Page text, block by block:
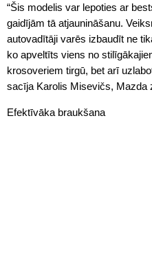
“Šis modelis var lepoties ar
gaidījām tā atjaunināšanu.
autovadītāji varēs izbaudīt ne
ko apveltīts viens no
krosoveriem tirgū, bet arī
sacīja Karolis Misevičs, Mazda
Efektīvāka braukšana